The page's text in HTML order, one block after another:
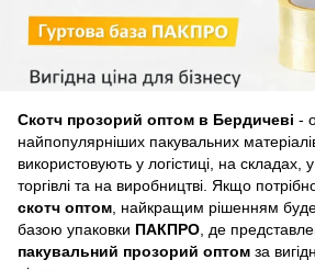
Скотч прозорий оптом в Бердичеві -
найпопулярніших пакувальних
використовують у логістиці, на складах,
торгівлі та на виробництві. Якщо
скотч оптом, найкращим рішенням буде
базою упаковки ПАКПРО, де
пакувальний прозорий оптом за